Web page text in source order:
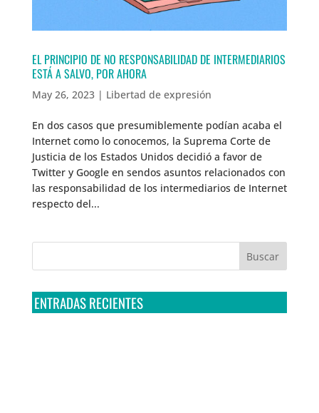
EL PRINCIPIO DE NO RESPONSABILIDAD DE INTERMEDIARIOS
ESTÁ A SALVO, POR AHORA
May 26, 2023| Libertad de expresión
En dos casos que presumiblemente podían acaba el
Internet como lo conocemos, la Suprema Corte de
Justicia de los Estados Unidos decidió a favor de
Twitter y Google en sendos asuntos relacionados con
las responsabilidad de los intermediarios de Internet
respecto del...
ENTRADAS RECIENTES